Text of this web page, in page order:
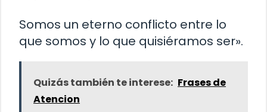
Somos un eterno conflicto entre lo
que somos y lo que quisiéramos ser».
Quizás también te interese: Frases de
Atencion